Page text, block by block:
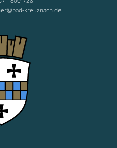
kreuznach.de